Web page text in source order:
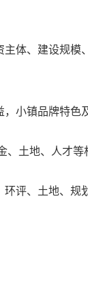
体、建设规模
小镇品牌特色
土地、人才等
评、土地、规